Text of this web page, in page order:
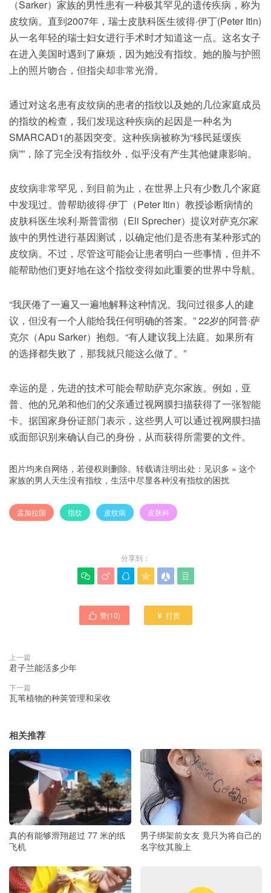
（Sarker）家族的男性患有一种极其罕见的遗传疾病，称为
皮纹病。直到2007年，瑞士皮肤科医生彼得·伊丁(Peter Itin)
从一名年轻的瑞士妇女进行手术时才知道这一点。这名女子
在进入美国时遇到了麻烦，因为她没有指纹。她的脸与护照
上的照片吻合，但指尖却非常光滑。
通过对这名患有皮纹病的患者的指纹以及她的几位家庭成员
的指纹的检查，我们发现这种疾病的起因是一种名为
SMARCAD1的基因突变。这种疾病被称为“移民延缓疾
病””，除了完全没有指纹外，似乎没有产生其他健康影响。
皮纹病非常罕见，到目前为止，在世界上只有少数几个家庭
中发现过。曾帮助彼得·伊丁（Peter Itin）教授诊断病情的
皮肤科医生埃利·斯普雷彻（Eli Sprecher）提议对萨克尔家
族中的男性进行基因测试，以确定他们是否患有某种形式的
皮纹病。不过，尽管这可能会让患者明白一些事情，但并不
能帮助他们更好地在这个指纹变得如此重要的世界中导航。
“我厌倦了一遍又一遍地解释这种情况。我问过很多人的建
议，但没有一个人能给我任何明确的答案。” 22岁的阿普·萨
克尔（Apu Sarker）抱怨。“有人建议我上法庭。如果所有
的选择都失败了，那我就只能这么做了。”
幸运的是，先进的技术可能会帮助萨克尔家族。例如，亚
普、他的兄弟和他们的父亲通过视网膜扫描获得了一张智能
卡。据国家身份证部门表示，这些男人可以通过视网膜扫描
或面部识别来确认自己的身份，从而获得所需要的文件。
图片均来自网络，若侵权则删除。转载请注明出处： 见识多 » 这个
家族的男人天生没有指纹，生活中尽显各种没有指纹的困扰
孟加拉国 指纹 皮纹病 皮肤科
分享到：
     
 赞(10)  打赏
上一篇
君子兰能活多少年
下一篇
瓦苇植物的种荚管理和采收
相关推荐
真的有能够滑翔超过 77 米的纸
飞机
男子绑架前女友 竟只为将自己的
名字纹其脸上